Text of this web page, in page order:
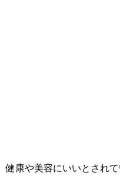
健康や美容にいいとされて